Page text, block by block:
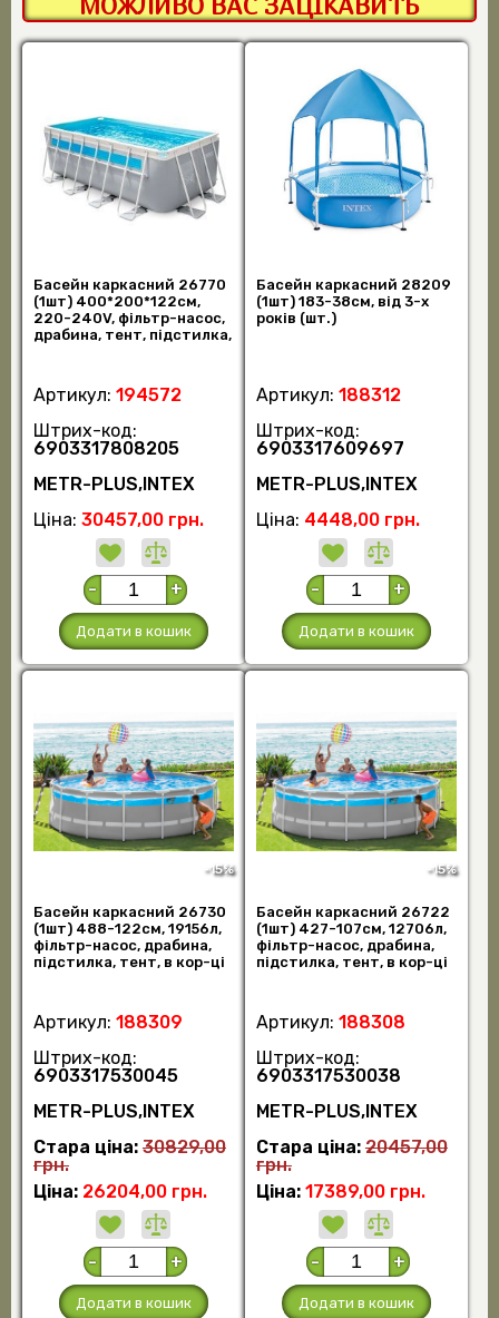
Басейн каркасний 26770
(1шт) 400*200*122см,
220-240V, фільтр-насос,
драбина, тент, підстилка,
Артикул: 194572
Штрих-код:
6903317808205
METR-PLUS,INTEX
Ціна: 30457,00 грн.
- +
Додати в кошик
Басейн каркасний 28209
(1шт) 183-38см, від 3-х
років (шт.)
Артикул: 188312
Штрих-код:
6903317609697
METR-PLUS,INTEX
Ціна: 4448,00 грн.
- +
Додати в кошик
-15%
Басейн каркасний 26730
(1шт) 488-122см, 19156л,
фільтр-насос, драбина,
підстилка, тент, в кор-ці
Артикул: 188309
Штрих-код:
6903317530045
METR-PLUS,INTEX
Стара ціна: 30829,00
грн.
Ціна: 26204,00 грн.
- +
Додати в кошик
-15%
Басейн каркасний 26722
(1шт) 427-107см, 12706л,
фільтр-насос, драбина,
підстилка, тент, в кор-ці
Артикул: 188308
Штрих-код:
6903317530038
METR-PLUS,INTEX
Стара ціна: 20457,00
грн.
Ціна: 17389,00 грн.
- +
Додати в кошик